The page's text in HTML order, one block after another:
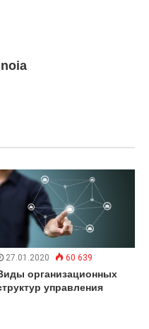
27.01.2020 60 639
организационных
управления